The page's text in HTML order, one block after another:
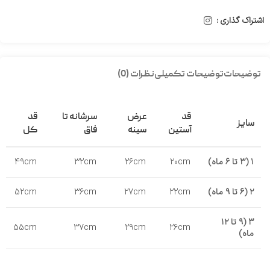
اشتراک گذاری :
توضیحاتتوضیحات تکمیلینظرات (0)
سایز
قد
آستین
عرض
سینه
سرشانه تا
فاق
قد
کل
۱ (۳ تا ۶ ماه) 20cm
26cm
32cm
49cm
۲ (۶ تا ۹ ماه) 22cm
27cm
36cm
52cm
۳ (۹ تا ۱۲
ماه)
26cm
29cm
37cm
55cm